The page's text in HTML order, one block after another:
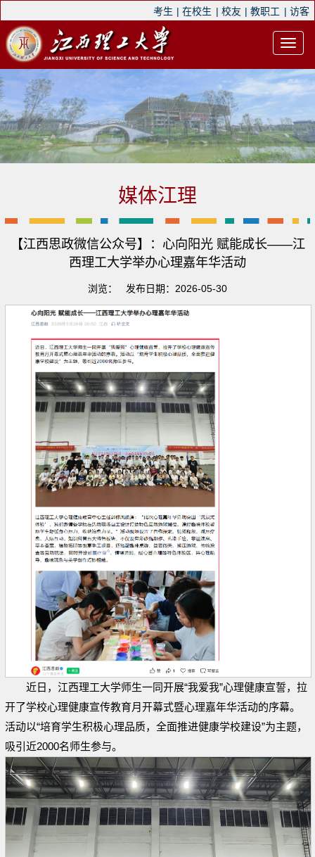
考生 | 在校生 | 校友 | 教职工 | 访客
媒体江理
【江西思政微信公众号】：心向阳光 赋能成长——江
西理工大学举办心理嘉年华活动
浏览： 发布日期：2026-05-30
近日，江西理工大学师生一同开展“我爱我”心理健康宣誓，拉
开了学校心理健康宣传教育月开幕式暨心理嘉年华活动的序幕。
活动以“培育学生积极心理品质，全面推进健康学校建设”为主题，
吸引近2000名师生参与。